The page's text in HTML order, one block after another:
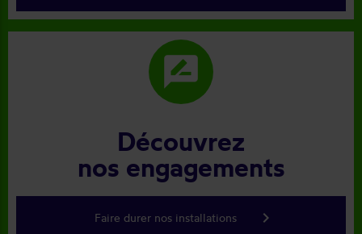
rate_review
Découvrez
nos engagements
Faire durer nos installations keyboard_arrow_right